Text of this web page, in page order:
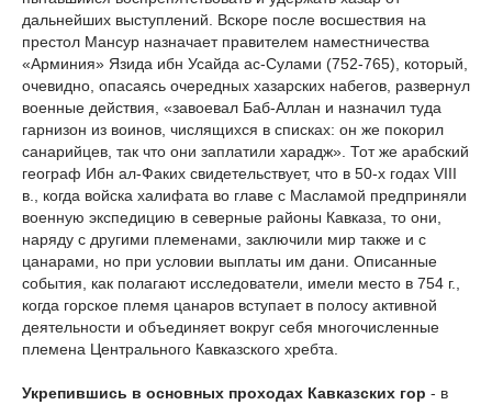
дальнейших выступлений. Вскоре после восшествия на
престол Мансур назначает правителем наместничества
«Арминия» Язида ибн Усайда ас-Сулами (752-765), который,
очевидно, опасаясь очередных хазарских набегов, развернул
военные действия, «завоевал Баб-Аллан и назначил туда
гарнизон из воинов, числящихся в списках: он же покорил
санарийцев, так что они заплатили харадж». Тот же арабский
географ Ибн ал-Факих свидетельствует, что в 50-х годах VIII
в., когда войска халифата во главе с Масламой предприняли
военную экспедицию в северные районы Кавказа, то они,
наряду с другими племенами, заключили мир также и с
цанарами, но при условии выплаты им дани. Описанные
события, как полагают исследователи, имели место в 754 г.,
когда горское племя цанаров вступает в полосу активной
деятельности и объединяет вокруг себя многочисленные
племена Центрального Кавказского хребта.
Укрепившись в основных проходах Кавказских гор - в